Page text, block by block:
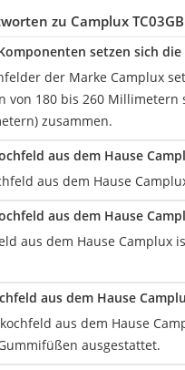
zu Camplux TC03GB
setzen sich
der Marke Camplux
von 180 bis 260
zusammen.
aus dem Hause
aus dem Hause
aus dem Hause
aus dem Hause
aus dem Hause
aus dem Hause
ausgestattet.